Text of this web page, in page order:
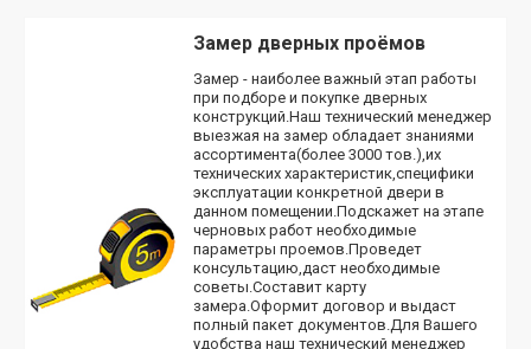
Замер дверных проёмов
Замер - наиболее важный этап работы
при подборе и покупке дверных
конструкций.Наш технический менеджер
выезжая на замер обладает знаниями
ассортимента(более 3000 тов.),их
технических характеристик,специфики
эксплуатации конкретной двери в
данном помещении.Подскажет на этапе
черновых работ необходимые
параметры проемов.Проведет
консультацию,даст необходимые
советы.Составит карту
замера.Оформит договор и выдаст
полный пакет документов.Для Вашего
удобства наш технический менеджер